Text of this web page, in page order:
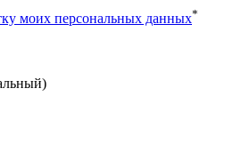
моих персональных данных*